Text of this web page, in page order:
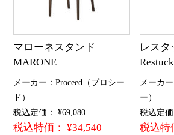
マローネスタンド
MARONE
メーカー：Proceed（プロシー
ド）
税込定価： ¥69,080
税込特価： ¥34,540
レス
Restuck
メーカ
ー）
税込定
税込特